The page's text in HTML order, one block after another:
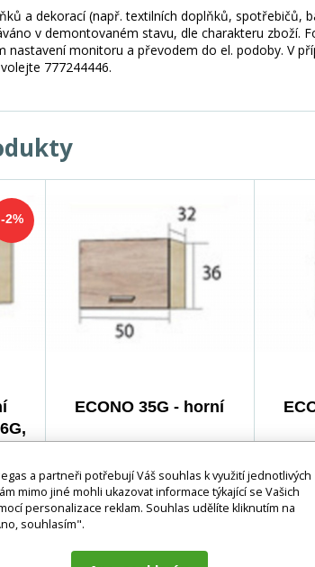
a dekorací (např. textilních doplňků, spotřebičů,
v demontovaném stavu, dle charakteru zboží.
nastavení monitoru a převodem do el. podoby. V
777244446.
-2%
ECONO 35G - horní
vyrobená z 16mm
laminované dřevotřískové
desky. Hrany jsou pečlivě
a partneři potřebují Váš souhlas k využití jednotlivých
mimo jiné mohli ukazovat informace týkající se Vašich
personalizace reklam. Souhlas udělíte kliknutím na
souhlasím".